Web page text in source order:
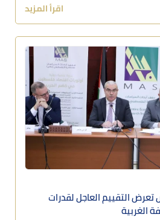
اقرأ المزيد
التقييم العاجل لقدرات
الغربية